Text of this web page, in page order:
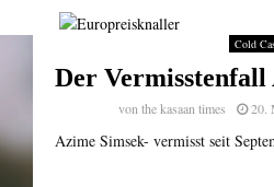
Cold
Der Vermisstenfall
vonthe kasaan times 20.
Azime Simsek- vermisst seit